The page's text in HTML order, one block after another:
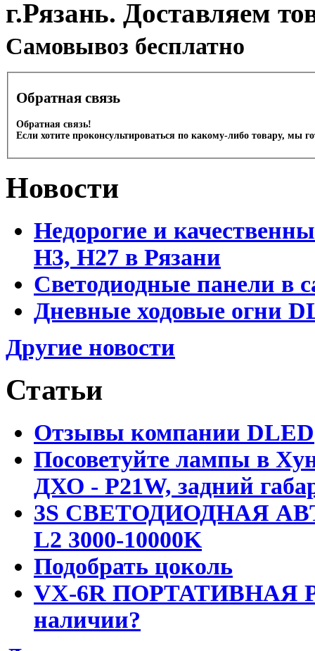
г.Рязань. Доставляем
Cамовывоз бесплатно
Обратная связь
Обратная связь!
Если хотите проконсультироваться по какому-либо товару, мы
Новости
Недорогие и
Н3, Н27 в Рязани
Светодиодные панели в
Дневные ходовые огни
Другие новости
Статьи
Отзывы компании DLED
Посоветуйте лампы в
ДХО - P21W, задний
3S СВЕТОДИОДНАЯ
L2 3000-10000K
Подобрать цоколь
VX-6R ПОРТАТИВНАЯ
наличии?